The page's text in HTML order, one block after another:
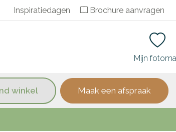
Inspiratiedagen Brochure aanvragen
Mijn
winkel Maak een afspraak